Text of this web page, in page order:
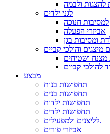
להצגות ולבמה
לגני ילדים
למסיבות חנוכה
אביזרי הפעלה
ומסיבות בגן
מיצגים והולכי קביים
מצנח ושטיחים
להולכי קביים
מבצע
תחפושות בנות
תחפושות בנים
תחפושות ילדות
תחפושות ילדים
לליצנים ולמפעילים.
אביזרי פורים